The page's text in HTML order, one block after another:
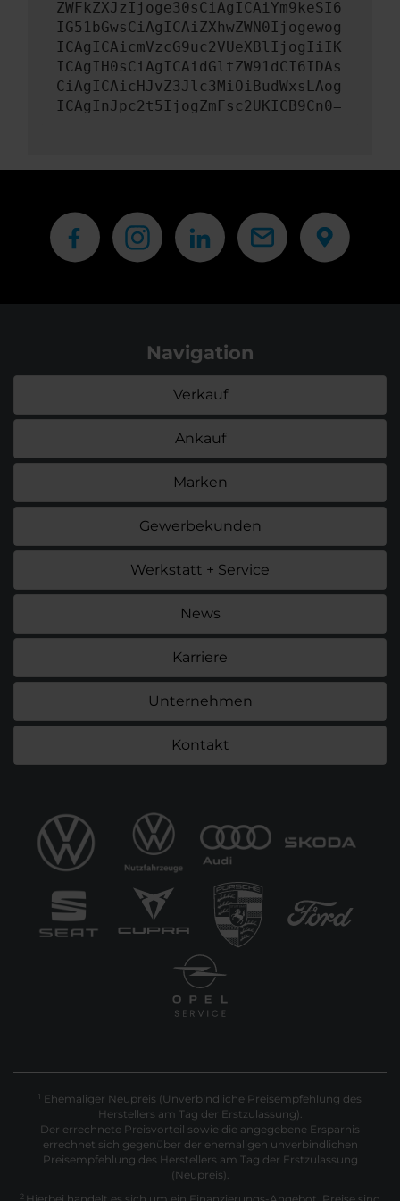
ZWFkZXJzIjoge30sCiAgICAiYm9keSI6
IG51bGwsCiAgICAiZXhwZWN0Ijogewog
ICAgICAicmVzcG9uc2VUeXBlIjogIiIK
ICAgIH0sCiAgICAidGltZW91dCI6IDAs
CiAgICAicHJvZ3Jlc3MiOiBudWxsLAog
ICAgInJpc2t5IjogZmFsc2UKICB9Cn0=
Navigation
Verkauf
Ankauf
Marken
Gewerbekunden
Werkstatt + Service
News
Karriere
Unternehmen
Kontakt
1 Ehemaliger Neupreis (Unverbindliche Preisempfehlung des
Herstellers am Tag der Erstzulassung).
Der errechnete Preisvorteil sowie die angegebene Ersparnis
errechnet sich gegenüber der ehemaligen unverbindlichen
Preisempfehlung des Herstellers am Tag der Erstzulassung
(Neupreis).
2